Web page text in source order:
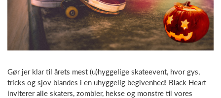
Gør jer klar til årets mest (u)hyggelige skateevent, hvor gys,
tricks og sjov blandes i en uhyggelig begivenhed! Black Heart
inviterer alle skaters, zombier, hekse og monstre til vores